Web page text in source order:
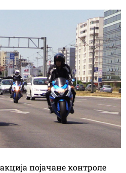
појачане контроле